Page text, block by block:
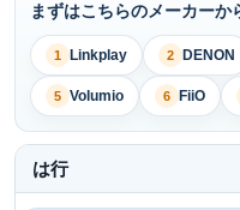
まずはこちらのメーカーか
1 Linkplay 2 DENON
5 Volumio 6 FiiO
は行